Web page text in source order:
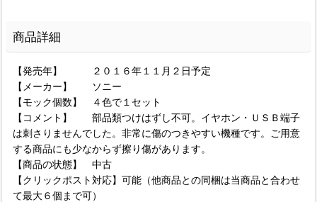
商品詳細
【発売年】 ２０１６年１１月２日予定
【メーカー】 ソニー
【モック個数】 ４色で１セット
【コメント】 部品類つけはずし不可。イヤホン・ＵＳＢ端子
は刺さりませんでした。非常に傷のつきやすい機種です。ご用意
する商品にも少なからず擦り傷があります。
【商品の状態】 中古
【クリックポスト対応】可能（他商品との同梱は当商品と合わせ
て最大６個まで可）